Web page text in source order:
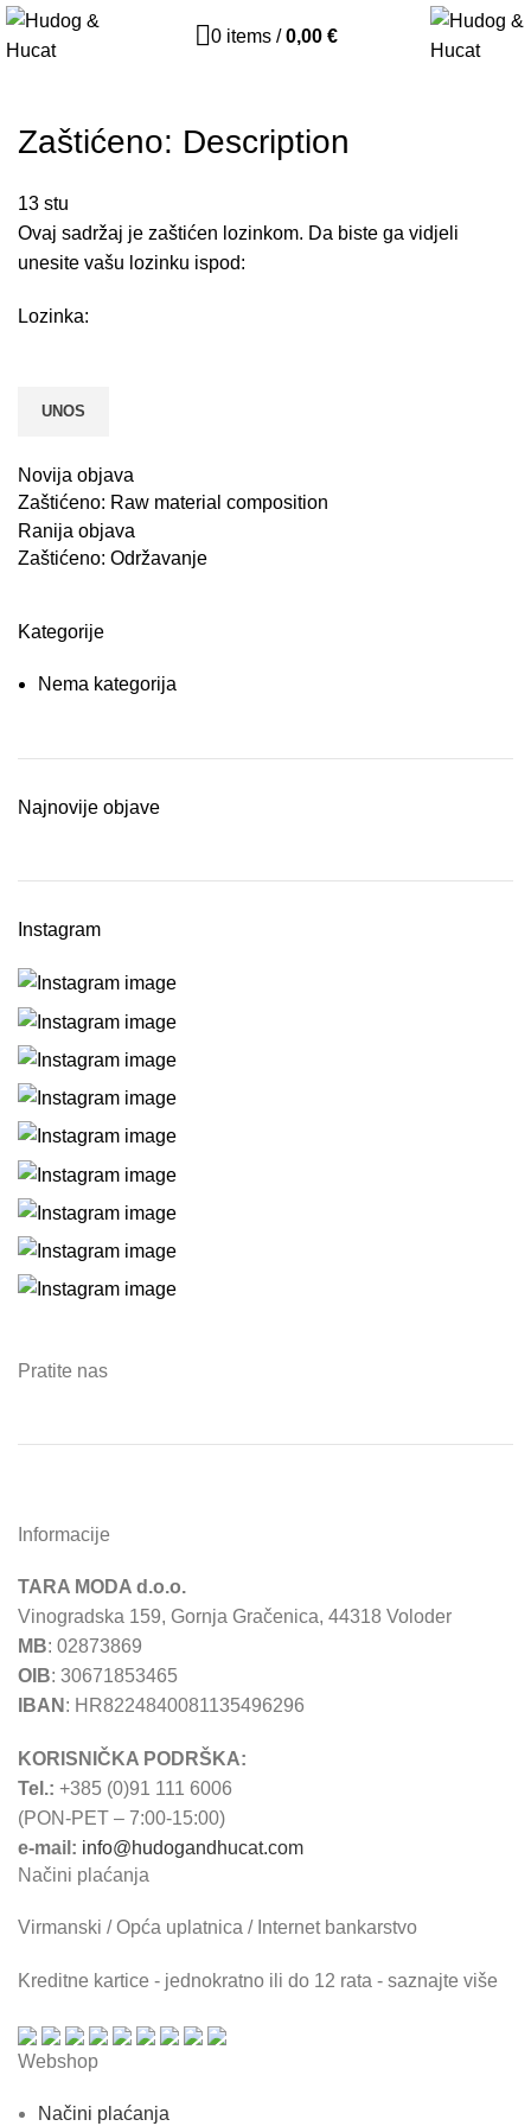
0 items / 0,00 €
Zaštićeno: Description
13 stu
Ovaj sadržaj je zaštićen lozinkom. Da biste ga vidjeli
unesite vašu lozinku ispod:
Lozinka:
Novija objava
Zaštićeno: Raw material composition
Ranija objava
Zaštićeno: Održavanje
Kategorije
Nema kategorija
Najnovije objave
Instagram
Pratite nas
Informacije
TARA MODA d.o.o.
Vinogradska 159, Gornja Gračenica, 44318 Voloder
MB: 02873869
OIB: 30671853465
IBAN : HR8224840081135496296
KORISNIČKA PODRŠKA:
Tel.: +385 (0)91 111 6006
(PON-PET – 7:00-15:00)
e-mail: info@hudogandhucat.com
Načini plaćanja
Virmanski / Opća uplatnica / Internet bankarstvo
Kreditne kartice - jednokratno ili do 12 rata - saznajte više
Webshop
Načini plaćanja